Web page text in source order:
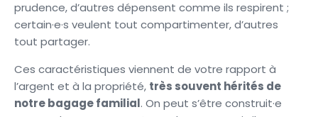
prudence, d’autres dépensent comme ils respirent ;
certain·e·s veulent tout compartimenter, d’autres
tout partager.
Ces caractéristiques viennent de votre rapport à
l’argent et à la propriété, très souvent hérités de
notre bagage familial. On peut s’être construit·e